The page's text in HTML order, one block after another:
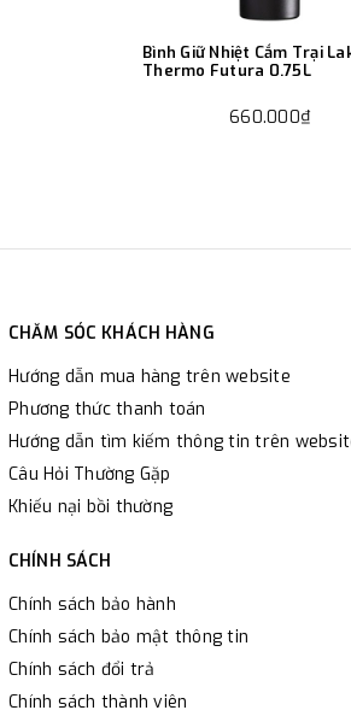
Bình Giữ Nhiệt Cắm Trại
Thermo Futura 0.75L
660.000₫
CHĂM SÓC KHÁCH HÀNG
Hướng dẫn mua hàng trên website
Phương thức thanh toán
Hướng dẫn tìm kiếm thông tin trên
Câu Hỏi Thường Gặp
Khiếu nại bồi thường
CHÍNH SÁCH
Chính sách bảo hành
Chính sách bảo mật thông tin
Chính sách đổi trả
Chính sách thành viên